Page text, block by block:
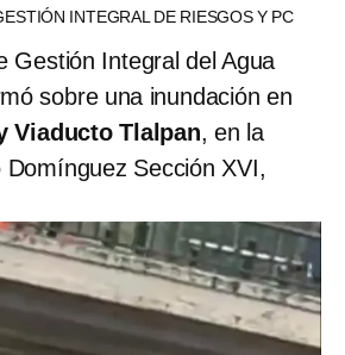
INTEGRAL DE RIESGOS Y PC
Gestión Integral del Agua
sobre una inundación en
Viaducto Tlalpan, en la
Domínguez Sección XVI,